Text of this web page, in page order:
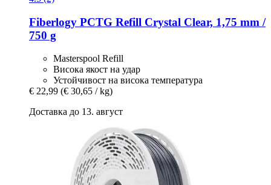
Fiberlogy PCTG Refill Crystal Clear, 1,75 mm /
750 g
Masterspool Refill
Висока якост на удар
Устойчивост на висока температура
€ 22,99 (€ 30,65 / kg)
Доставка до 13. август